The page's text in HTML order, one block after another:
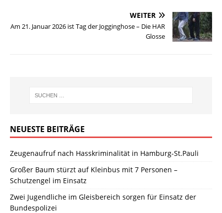
WEITER
Am 21. Januar 2026 ist Tag der Jogginghose – Die HAR
Glosse
NEUESTE BEITRÄGE
Zeugenaufruf nach Hasskriminalität in Hamburg-St.Pauli
Großer Baum stürzt auf Kleinbus mit 7 Personen –
Schutzengel im Einsatz
Zwei Jugendliche im Gleisbereich sorgen für Einsatz der
Bundespolizei